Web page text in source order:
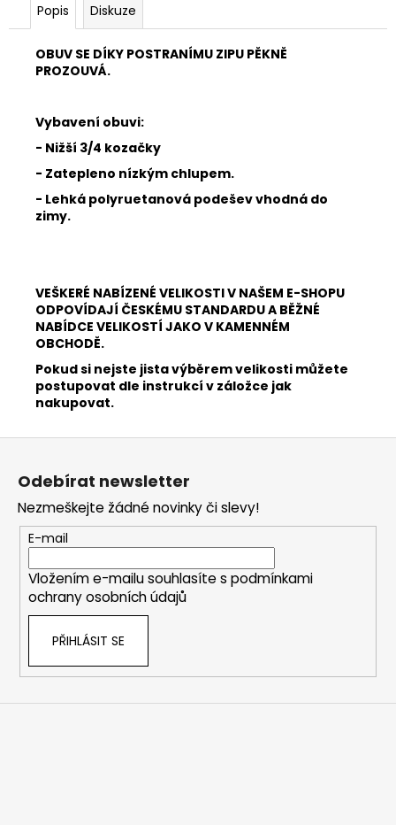
Popis Diskuze
OBUV SE DÍKY POSTRANÍMU ZIPU PĚKNĚ
PROZOUVÁ.
Vybavení obuvi:
- Nižší 3/4 kozačky
- Zatepleno nízkým chlupem.
- Lehká polyruetanová podešev vhodná do
zimy.
VEŠKERÉ NABÍZENÉ VELIKOSTI V NAŠEM E-SHOPU
ODPOVÍDAJÍ ČESKÉMU STANDARDU A BĚŽNÉ
NABÍDCE VELIKOSTÍ JAKO V KAMENNÉM
OBCHODĚ.
Pokud si nejste jista výběrem velikosti můžete
postupovat dle instrukcí v záložce jak
nakupovat.
Z
Odebírat newsletter
Nezmeškejte žádné novinky či slevy!
E-mail
Vložením e-mailu souhlasíte s podmínkami
ochrany osobních údajů
PŘIHLÁSIT SE